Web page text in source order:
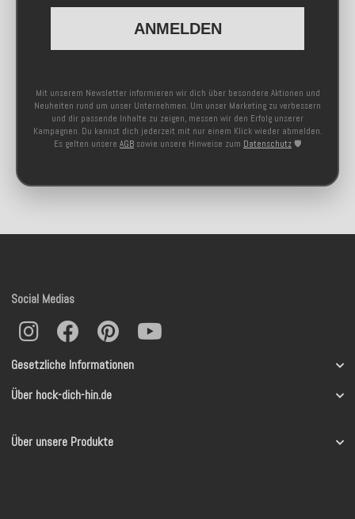
ANMELDEN
Mit unserem Newsletter informieren wir dich über besondere Aktionen und
Neuheiten rund um unser Unternehmen. Um unser Marketing zu verbessern
und dir passende Inhalte zu zeigen, messen wir den Erfolg unserer
Kampagnen. Du kannst dich jederzeit mit nur einem Klick wieder abmelden.
Es gelten unsere AGB sowie unsere Hinweise zum Datenschutz 🛡️
Gesetzliche Informationen
Über hock-dich-hin.de
Über unsere Produkte
Social Medias